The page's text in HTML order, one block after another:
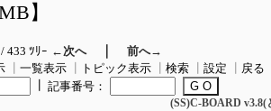
】
433 ﾂﾘｰ ←次へ｜ 前へ→
一覧表示 トピック表示 検索 設定
戻る
記事番号：
(SS)C-BOARD v3.8(